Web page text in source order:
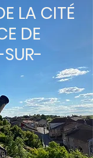
LA CITÉ
DE